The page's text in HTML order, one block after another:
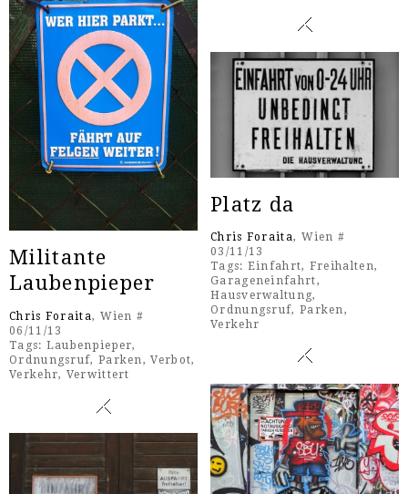
Militante
Laubenpieper
Chris Foraita, Wien #
06/11/13
Tags: Laubenpieper,
Ordnungsruf, Parken ,Verbot,
Verkehr, Verwittert
Platz da
Chris Foraita, Wien #
03/11/13
Tags: Einfahrt, Freihalten,
Garageneinfahrt,
Hausverwaltung,
Ordnungsruf, Parken,
Verkehr